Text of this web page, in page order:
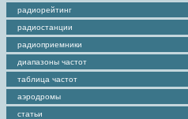
радиорейтинг
радиостанции
радиоприемники
диапазоны частот
таблица частот
аэродромы
статьи